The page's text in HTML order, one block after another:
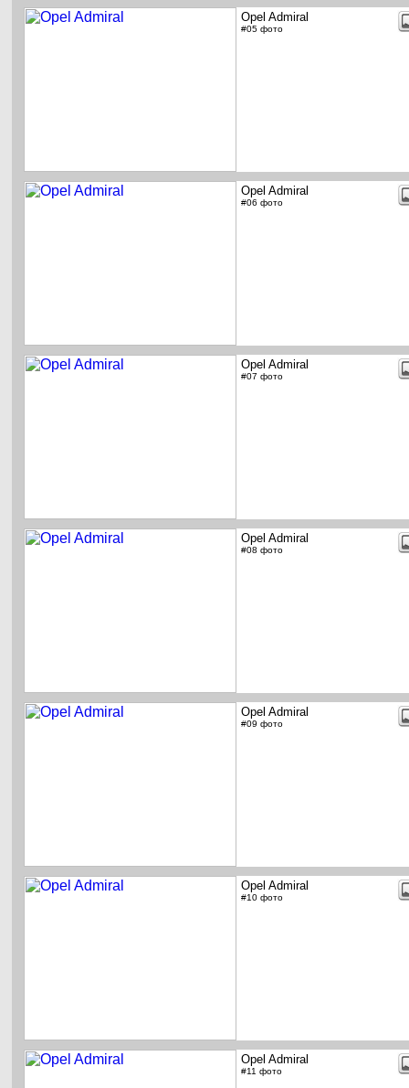
Opel Admiral
#05 фото
Opel Admiral
#06 фото
Opel Admiral
#07 фото
Opel Admiral
#08 фото
Opel Admiral
#09 фото
Opel Admiral
#10 фото
Opel Admiral
#11 фото